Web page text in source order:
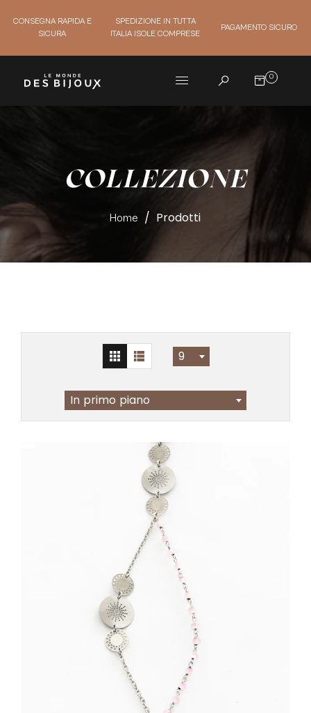
CONSEGNA RAPIDA E
SICURA
SPEDIZIONE IN TUTTA
ITALIA ISOLE COMPRESE
PAGAMENTO SICURO
0
COLLEZIONE
Home / Prodotti
9
In primo piano